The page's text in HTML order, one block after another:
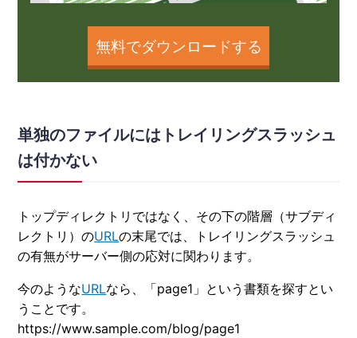
無料でダウンロードする
単独のファイルにはトレイリングスラッシュ
は付かない
トップディレクトリではなく、その下の階層（サブディ
レクトリ）のURLの末尾では、トレイリングスラッシュ
の有無がサーバー側の応対に関わります。
今のようなURLなら、「page1」という書類を探すとい
うことです。
https://www.sample.com/blog/page1